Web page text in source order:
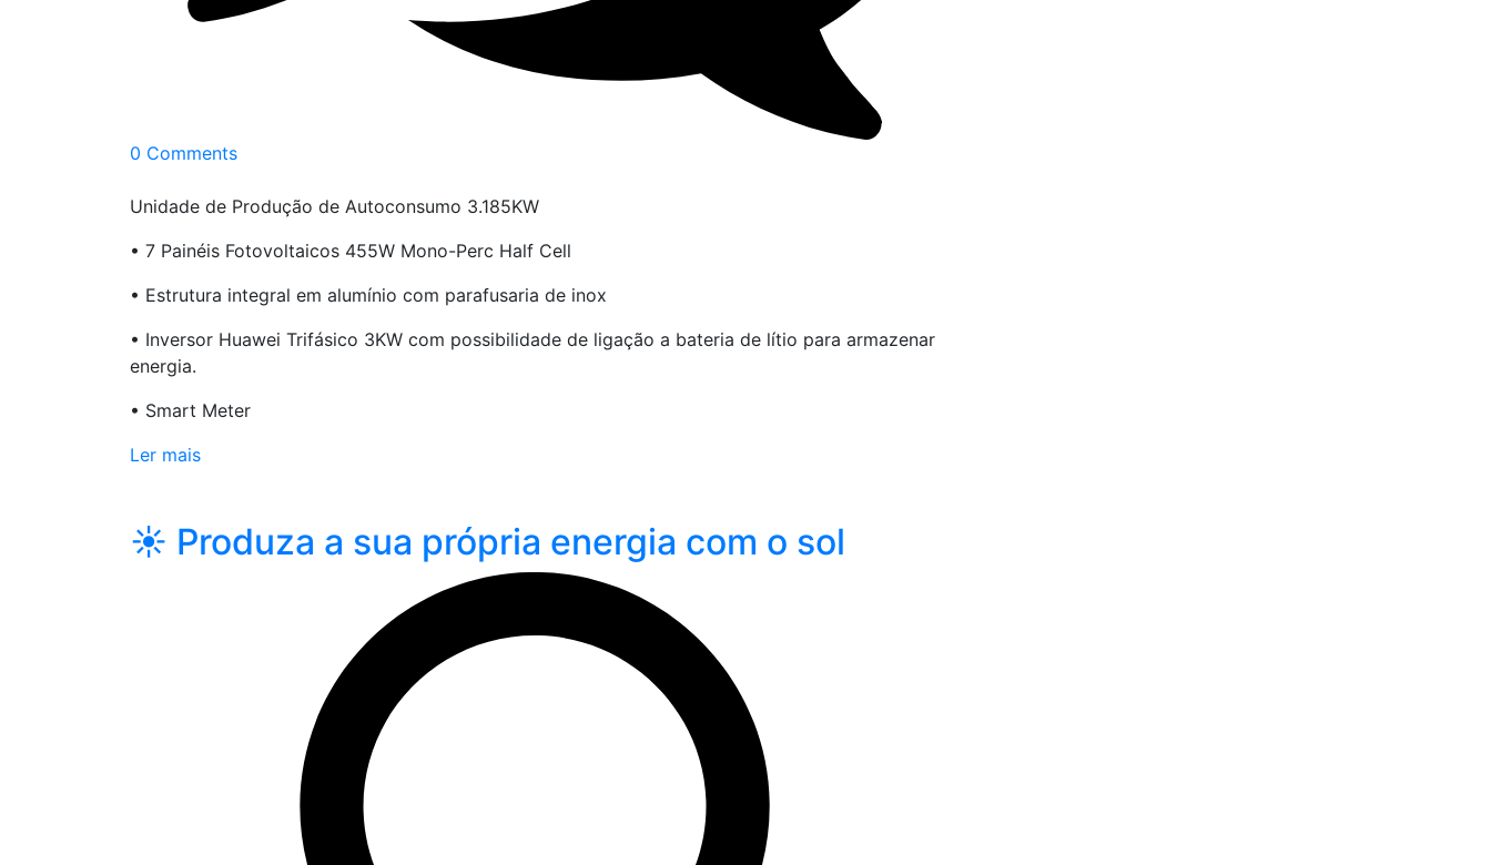
0 Comments
Unidade de Produção de Autoconsumo 3.185KW
• 7 Painéis Fotovoltaicos 455W Mono-Perc Half Cell
• Estrutura integral em alumínio com parafusaria de inox
• Inversor Huawei Trifásico 3KW com possibilidade de ligação a bateria de lítio para armazenar
energia.
• Smart Meter
Ler mais
☀️ Produza a sua própria energia com o sol